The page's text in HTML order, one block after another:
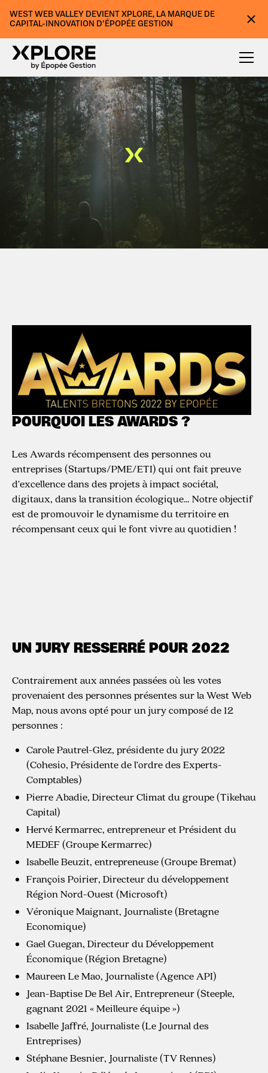
WEST WEB VALLEY DEVIENT XPLORE, LA MARQUE DE
CAPITAL-INNOVATION D’ÉPOPÉE GESTION
AWARDS
POURQUOI LES AWARDS ?
Les Awards récompensent des personnes ou
entreprises (Startups/PME/ETI) qui ont fait preuve
d’excellence dans des projets à impact sociétal,
digitaux, dans la transition écologique… Notre objectif
est de promouvoir le dynamisme du territoire en
récompensant ceux qui le font vivre au quotidien !
UN JURY RESSERRÉ POUR 2022
Contrairement aux années passées où les votes
provenaient des personnes présentes sur la West Web
Map, nous avons opté pour un jury composé de 12
personnes :
Carole Pautrel-Glez, présidente du jury 2022
(Cohesio, Présidente de l’ordre des Experts-
Comptables)
Pierre Abadie, Directeur Climat du groupe (Tikehau
Capital)
Hervé Kermarrec, entrepreneur et Président du
MEDEF (Groupe Kermarrec)
Isabelle Beuzit, entrepreneuse (Groupe Bremat)
François Poirier, Directeur du développement
Région Nord-Ouest (Microsoft)
Véronique Maignant, Journaliste (Bretagne
Economique)
Gael Guegan, Directeur du Développement
Économique (Région Bretagne)
Maureen Le Mao, Journaliste (Agence API)
Jean-Baptise De Bel Air, Entrepreneur (Steeple,
gagnant 2021 « Meilleure équipe »)
Isabelle Jaffré, Journaliste (Le Journal des
Entreprises)
Stéphane Besnier, Journaliste (TV Rennes)